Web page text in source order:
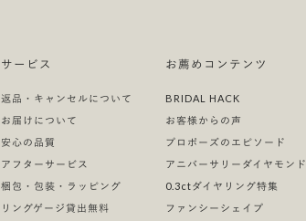
サービス
返品・キャンセルについて
お届けについて
安心の品質
アフターサービス
梱包・包装・ラッピング
リングゲージ貸出無料
お薦めコンテンツ
BRIDAL HACK
お客様からの声
プロポーズのエピソード
アニバーサリーダイヤモンド
0.3ctダイヤリング特集
ファンシーシェイプ